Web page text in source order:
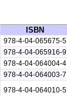
ISBN
978-4-04-065675-5
978-4-04-065916-9
978-4-04-064004-4
978-4-04-064003-7
978-4-04-064010-5